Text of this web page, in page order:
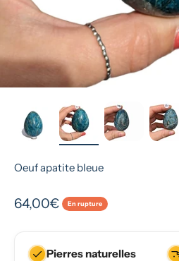
Oeuf apatite bleue
Prix de vente
64,00€ En rupture
Pierres naturelles